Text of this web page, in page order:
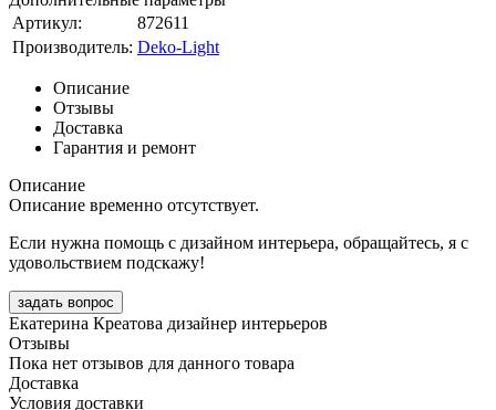
Артикул:
872611
Производитель: Deko-Light
Описание
Отзывы
Доставка
Гарантия и ремонт
Описание
Описание временно отсутствует.
Если нужна помощь с дизайном интерьера, обращайтесь, я с
удовольствием подскажу!
задать вопрос
Екатерина Креатова дизайнер интерьеров
Отзывы
Пока нет отзывов для данного товара
Доставка
Условия доставки